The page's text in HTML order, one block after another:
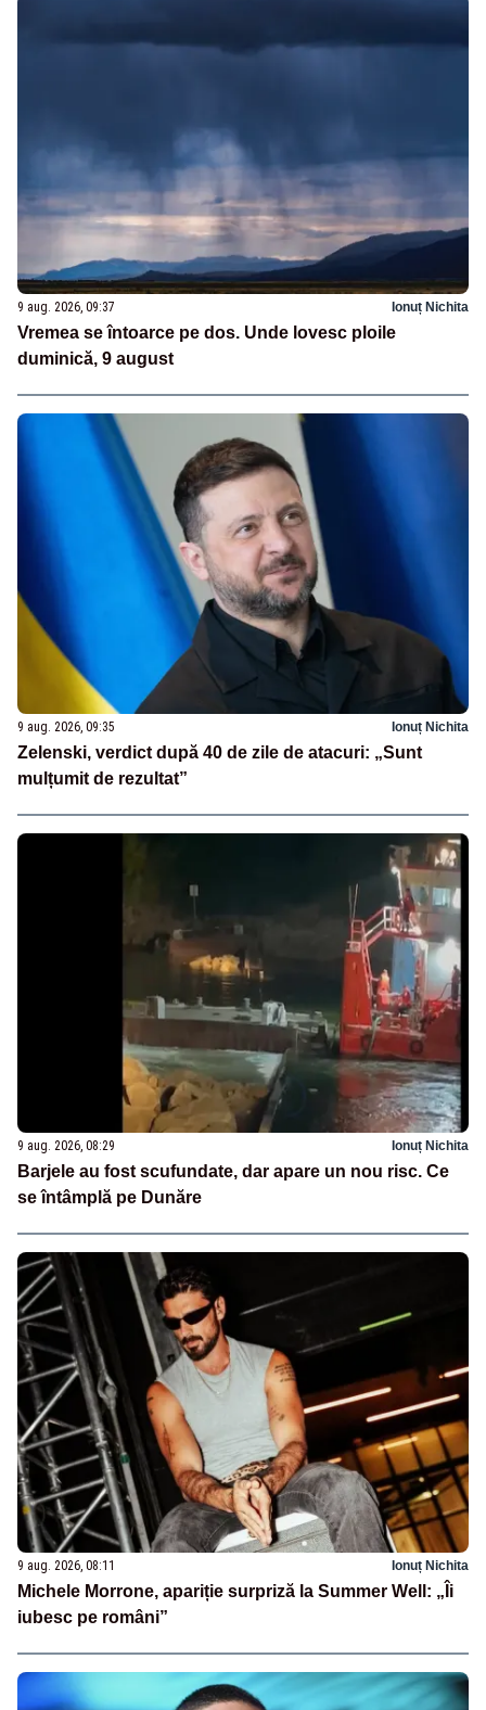
9 aug. 2026, 09:37 Ionuț Nichita
Vremea se întoarce pe dos. Unde lovesc ploile
duminică, 9 august
9 aug. 2026, 09:35 Ionuț Nichita
Zelenski, verdict după 40 de zile de atacuri: „Sunt
mulțumit de rezultat”
9 aug. 2026, 08:29 Ionuț Nichita
Barjele au fost scufundate, dar apare un nou risc. Ce
se întâmplă pe Dunăre
9 aug. 2026, 08:11 Ionuț Nichita
Michele Morrone, apariție surpriză la Summer Well: „Îi
iubesc pe români”